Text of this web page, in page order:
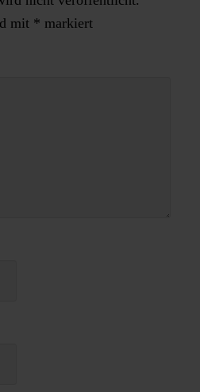
mit * markiert